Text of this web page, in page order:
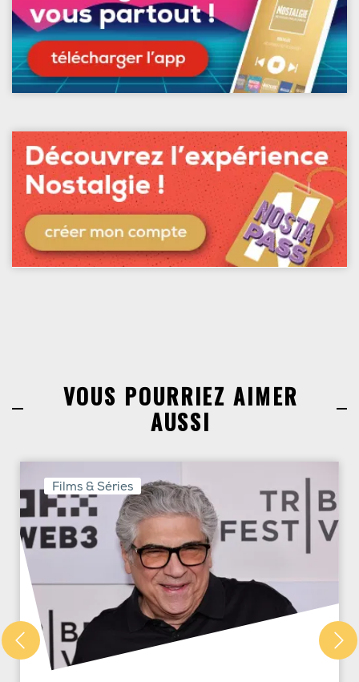
VOUS POURRIEZ AIMER
AUSSI
Films & Séries